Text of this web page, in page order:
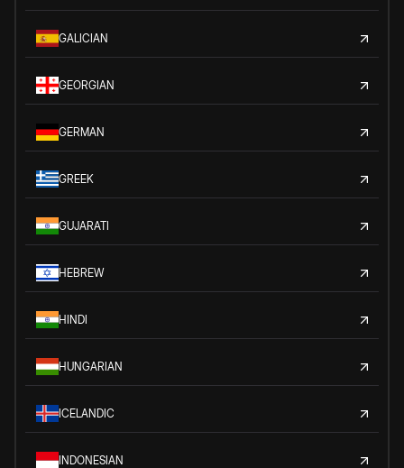
GALICIAN
GEORGIAN
GERMAN
GREEK
GUJARATI
HEBREW
HINDI
HUNGARIAN
ICELANDIC
INDONESIAN